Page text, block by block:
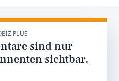
PLUS
sind nur
sichtbar.